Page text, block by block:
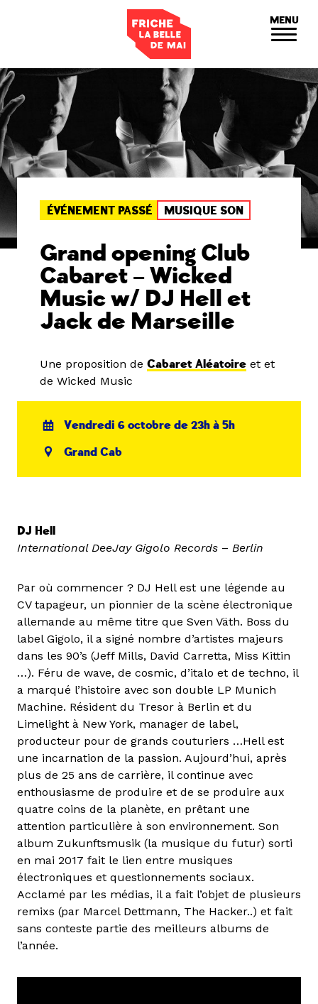
MENU
ÉVÉNEMENT PASSÉ MUSIQUE SON
Grand opening Club
Cabaret – Wicked
Music w/ DJ Hell et
Jack de Marseille
Une proposition de Cabaret Aléatoire et et
de Wicked Music
Vendredi 6 octobre de 23h à 5h
Grand Cab
DJ Hell
International DeeJay Gigolo Records – Berlin
Par où commencer ? DJ Hell est une légende au
CV tapageur, un pionnier de la scène électronique
allemande au même titre que Sven Väth. Boss du
label Gigolo, il a signé nombre d’artistes majeurs
dans les 90’s (Jeff Mills, David Carretta, Miss Kittin
…). Féru de wave, de cosmic, d’italo et de techno, il
a marqué l’histoire avec son double LP Munich
Machine. Résident du Tresor à Berlin et du
Limelight à New York, manager de label,
producteur pour de grands couturiers …Hell est
une incarnation de la passion. Aujourd’hui, après
plus de 25 ans de carrière, il continue avec
enthousiasme de produire et de se produire aux
quatre coins de la planète, en prêtant une
attention particulière à son environnement. Son
album Zukunftsmusik (la musique du futur) sorti
en mai 2017 fait le lien entre musiques
électroniques et questionnements sociaux.
Acclamé par les médias, il a fait l’objet de plusieurs
remixs (par Marcel Dettmann, The Hacker..) et fait
sans conteste partie des meilleurs albums de
l’année.
Panneau de gestion des cookies